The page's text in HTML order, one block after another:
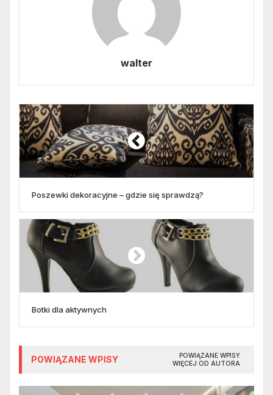
walter
Poszewki dekoracyjne – gdzie się sprawdzą?
Botki dla aktywnych
POWIĄZANE WPISY
POWIĄZANE WPISY
WIĘCEJ OD AUTORA